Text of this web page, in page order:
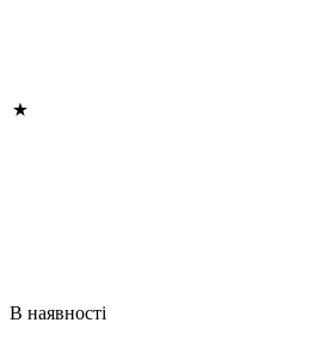
В наявності